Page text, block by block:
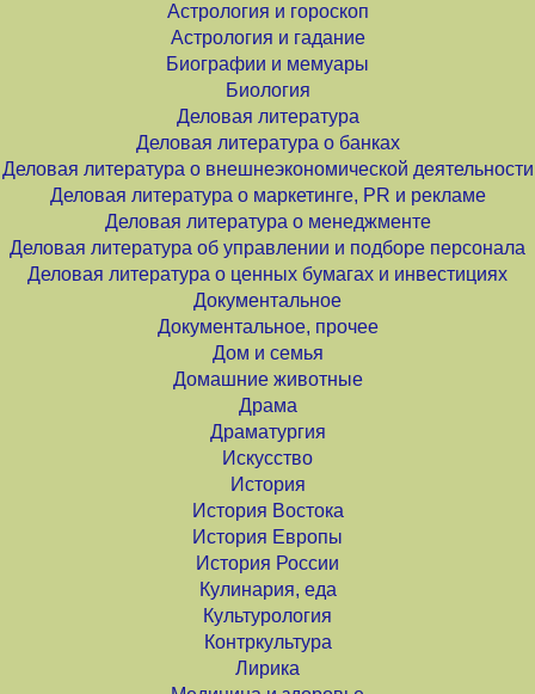
Астрология и гороскоп
Астрология и гадание
Биографии и мемуары
Биология
Деловая литература
Деловая литература о банках
Деловая литература о внешнеэкономической деятельности
Деловая литература о маркетинге, PR и рекламе
Деловая литература о менеджменте
Деловая литература об управлении и подборе персонала
Деловая литература о ценных бумагах и инвестициях
Документальное
Документальное, прочее
Дом и семья
Домашние животные
Драма
Драматургия
Искусство
История
История Востока
История Европы
История России
Кулинария, еда
Культурология
Контркультура
Лирика